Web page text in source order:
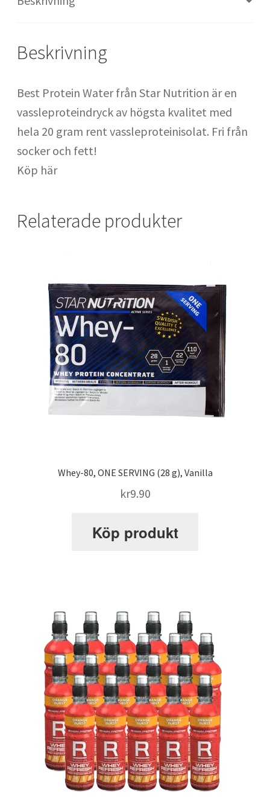
Säckhandskar : handskar för säckträning
SATS Fridhemsplan
SATS Odenplan
SATS Regeringsgatan
SATS Signalfabriken
SATS SoFo
SATS Sportpalatset
SATS Stureplan
SATS Sveavägen
Sleep Repair
STK – Sundbybergs Tyngdlyftningsklubb
T8 Testobalance: En Nyckel till Mäns Hälsa
och Energi
Testosterontillskott
Till kassan
Träningspulver
Beskrivning
Best Protein Water från Star Nutrition är en
vassleproteindryck av högsta kvalitet med
hela 20 gram rent vassleproteinisolat. Fri från
socker och fett!
Köp här
Relaterade produkter
Whey-80, ONE SERVING (28 g), Vanilla
kr9.90
Köp produkt